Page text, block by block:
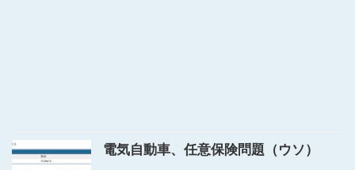
電気自動車、任意保険問題（ウソ）